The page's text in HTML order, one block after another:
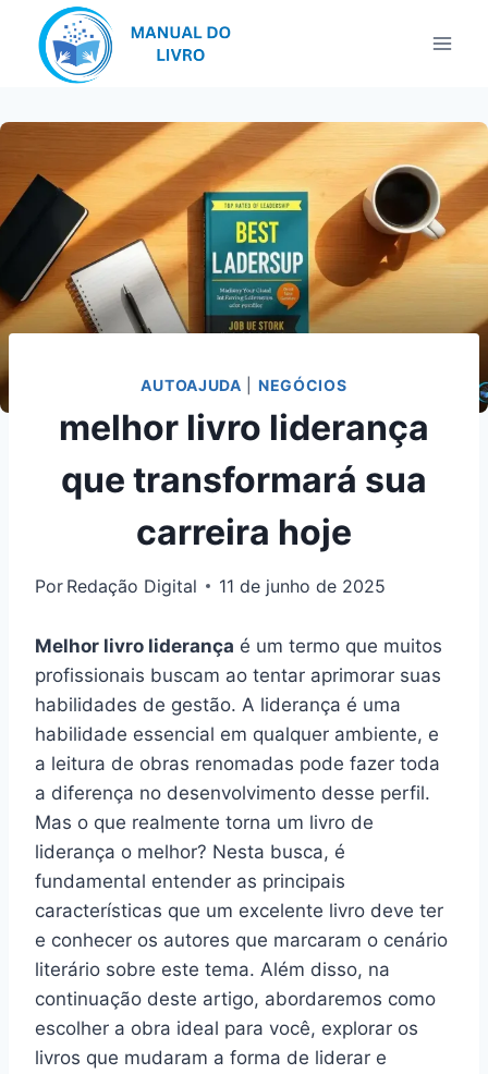
AUTOAJUDA NEGÓCIOS
melhor livro liderança
que transformará sua
carreira hoje
Por Redação Digital 11 de junho de 2025
Melhor livro liderança é um termo que muitos
profissionais buscam ao tentar aprimorar suas
habilidades de gestão. A liderança é uma
habilidade essencial em qualquer ambiente, e
a leitura de obras renomadas pode fazer toda
a diferença no desenvolvimento desse perfil.
Mas o que realmente torna um livro de
liderança o melhor? Nesta busca, é
fundamental entender as principais
características que um excelente livro deve ter
e conhecer os autores que marcaram o cenário
literário sobre este tema. Além disso, na
continuação deste artigo, abordaremos como
escolher a obra ideal para você, explorar os
livros que mudaram a forma de liderar e